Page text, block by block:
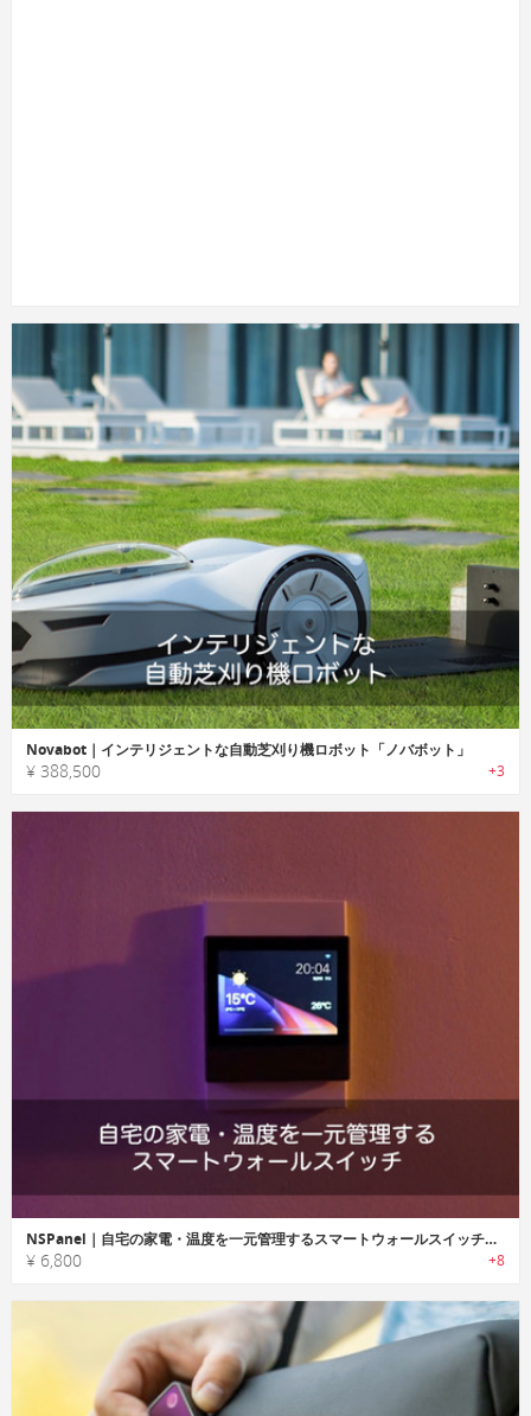
Novabot｜インテリジェントな自動芝刈り機ロボット「ノバボット」
¥ 388,500 +3
NSPanel｜自宅の家電・温度を一元管理するスマートウォールスイッチ「NSPパネル」
¥ 6,800 +8